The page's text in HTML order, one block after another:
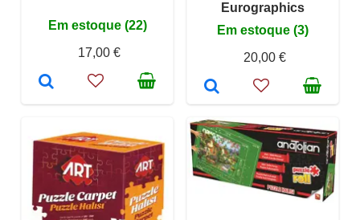
Em estoque (22)
17,00 €
Eurographics
Em estoque (3)
20,00 €